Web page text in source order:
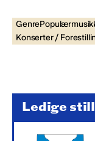
Konserter /
Ledige